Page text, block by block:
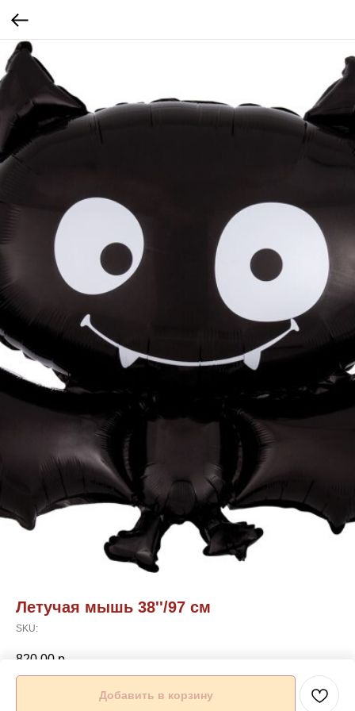
Летучая мышь 38''/97 см
SKU:
820,00 р.
Добавить в корзину